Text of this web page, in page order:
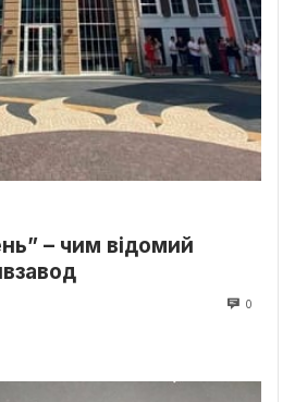
– чим відомий
0